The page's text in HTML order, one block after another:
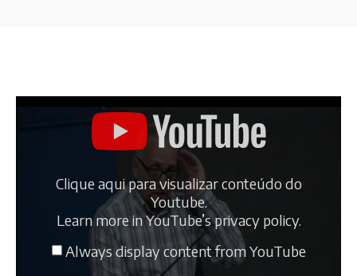
Clique aqui para visualizar conteúdo do
Youtube.
Learn more inYouTube’s privacy policy.
Always display content from YouTube